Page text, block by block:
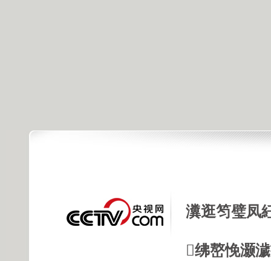
瀵逛笉璧凤
绋嶅悗灏